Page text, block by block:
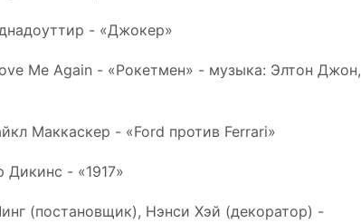
- «Джокер»
Me Again - «Рокетмен» - музыка: Элтон Джон,
Маккаскер - «Ford против Ferrari»
- «1917»
(постановщик), Нэнси Хэй (декоратор) -